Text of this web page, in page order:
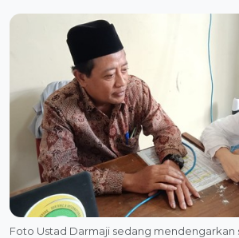
Foto Ustad Darmaji sedang mendengarkan